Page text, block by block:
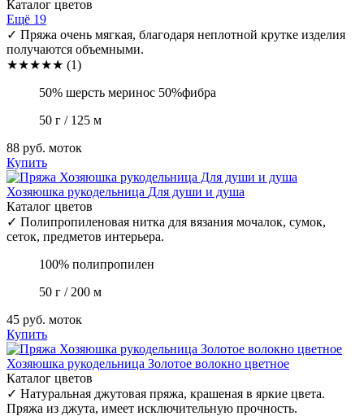
Каталог цветов
Ещё 19
✓ Пряжа очень мягкая, благодаря неплотной крутке изделия
получаются объемными.
★★★★★ (1)
50% шерсть меринос 50%фибра
50 г / 125 м
88 руб. моток
Купить
Хозяюшка рукодельница Для души и душа
Каталог цветов
✓ Полипропиленовая нитка для вязания мочалок, сумок,
сеток, предметов интерьера.
100% полипропилен
50 г / 200 м
45 руб. моток
Купить
Хозяюшка рукодельница Золотое волокно цветное
Каталог цветов
✓ Натуральная джутовая пряжа, крашеная в яркие цвета.
Пряжа из джута, имеет исключительную прочность.